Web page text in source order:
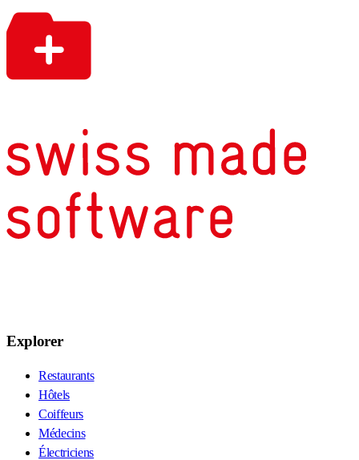
Explorer
Restaurants
Hôtels
Coiffeurs
Médecins
Électriciens